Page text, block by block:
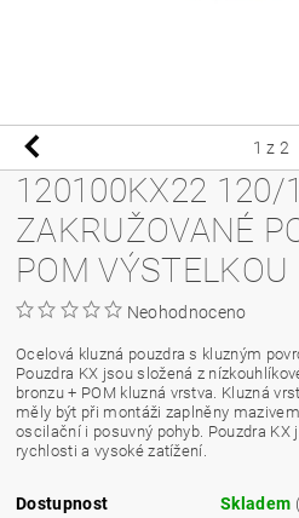
1 z 2
120100KX22 120/
ZAKRUŽOVANÉ
POM VÝSTELKOU
Neohodnoceno
Ocelová kluzná pouzdra s kluzným
Pouzdra KX jsou složená z
bronzu + POM kluzná vrstva. Kluzná
měly být při montáži zaplněny
oscilační i posuvný pohyb. Pouzdra KX
rychlosti a vysoké zatížení.
Dostupnost Skladem